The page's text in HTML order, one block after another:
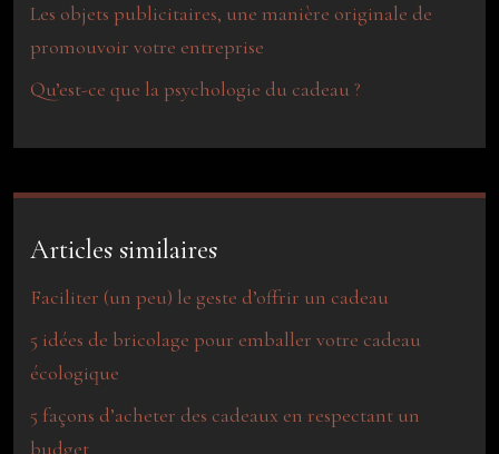
Les objets publicitaires, une manière originale de
promouvoir votre entreprise
Qu’est-ce que la psychologie du cadeau ?
Articles similaires
Faciliter (un peu) le geste d’offrir un cadeau
5 idées de bricolage pour emballer votre cadeau
écologique
5 façons d’acheter des cadeaux en respectant un
budget